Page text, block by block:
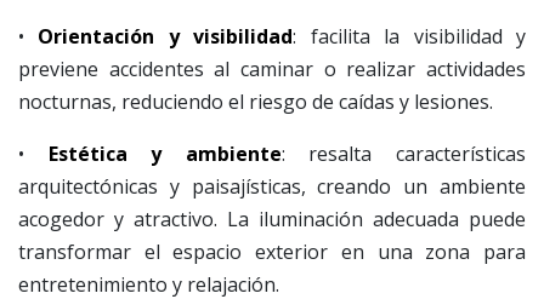
• Orientación y visibilidad: facilita la visibilidad y
previene accidentes al caminar o realizar actividades
nocturnas, reduciendo el riesgo de caídas y lesiones.
• Estética y ambiente: resalta características
arquitectónicas y paisajísticas, creando un ambiente
acogedor y atractivo. La iluminación adecuada puede
transformar el espacio exterior en una zona para
entretenimiento y relajación.